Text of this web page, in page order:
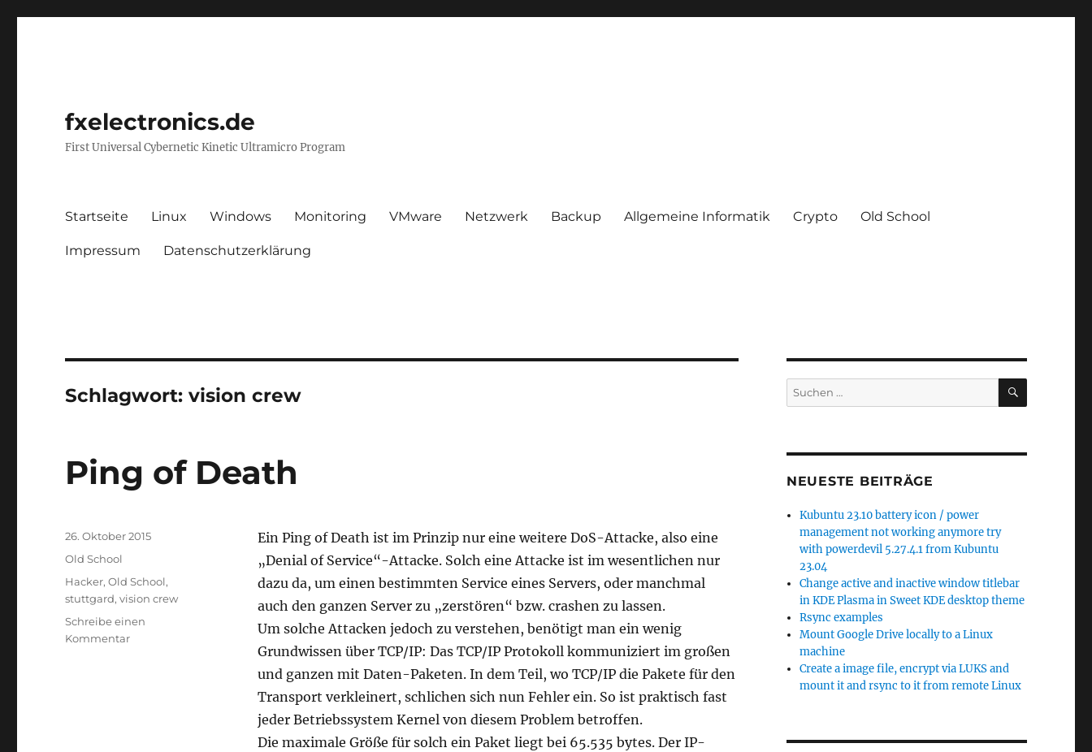
fxelectronics.de
First Universal Cybernetic Kinetic Ultramicro Program
Startseite Linux Windows Monitoring VMware Netzwerk Backup Allgemeine Informatik Crypto Old School
Impressum Datenschutzerklärung
Schlagwort:vision crew
Ping of Death
Ein Ping of Death ist im Prinzip nur eine weitere DoS-Attacke, also eine
„Denial of Service“-Attacke. Solch eine Attacke ist im wesentlichen nur
dazu da, um einen bestimmten Service eines Servers, oder manchmal
auch den ganzen Server zu „zerstören“ bzw. crashen zu lassen.
Um solche Attacken jedoch zu verstehen, benötigt man ein wenig
Grundwissen über TCP/IP: Das TCP/IP Protokoll kommuniziert im großen
und ganzen mit Daten-Paketen. In dem Teil, wo TCP/IP die Pakete für den
Transport verkleinert, schlichen sich nun Fehler ein. So ist praktisch fast
jeder Betriebssystem Kernel von diesem Problem betroffen.
Die maximale Größe für solch ein Paket liegt bei 65.535 bytes. Der IP-
Veröffentlicht
am
26. Oktober 2015
Kategorien
Old School
Schlagwörter
Hacker,Old School,
stuttgard,vision crew
Schreibe einen
Kommentarzu
Suchen
nach:
SUCHEN
NEUESTE BEITRÄGE
Kubuntu 23.10 battery icon / power
management not working anymore try
with powerdevil 5.27.4.1 from Kubuntu
23.04
Change active and inactive window titlebar
in KDE Plasma in Sweet KDE desktop theme
Rsync examples
Mount Google Drive locally to a Linux
machine
Create a image file, encrypt via LUKS and
mount it and rsync to it from remote Linux